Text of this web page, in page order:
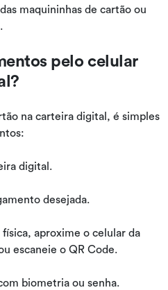
maquininhas de cartão ou
pelo celular
na carteira digital, é simples
digital.
desejada.
aproxime o celular da
escaneie o QR Code.
biometria ou senha.